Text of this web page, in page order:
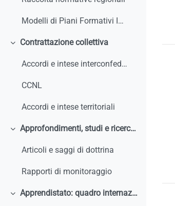
Modelli di Piani Formativi Individuali
Collapse
Contrattazione collettiva
Accordi e intese interconfederali
CCNL
Accordi e intese territoriali
Collapse
Approfondimenti, studi e ricerche
Articoli e saggi di dottrina
Rapporti di monitoraggio
Collapse
Apprendistato: quadro internazionale e comparato